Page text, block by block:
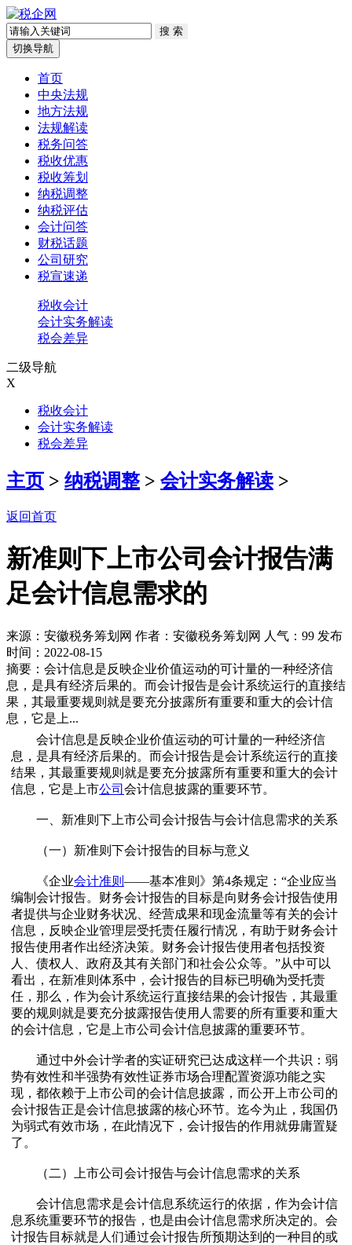
切换导航
首页
中央法规
地方法规
法规解读
税务问答
税收优惠
税收筹划
纳税调整
纳税评估
会计问答
财税话题
公司研究
税宣速递
税收会计
会计实务解读
税会差异
二级导航
X
税收会计
会计实务解读
税会差异
主页 > 纳税调整> 会计实务解读 >
返回首页
新准则下上市公司会计报告满
足会计信息需求的
来源：安徽税务筹划网 作者：安徽税务筹划网 人气： 99 发布
时间：2022-08-15
摘要：会计信息是反映企业价值运动的可计量的一种经济信
息，是具有经济后果的。而会计报告是会计系统运行的直接结
果，其最重要规则就是要充分披露所有重要和重大的会计信
息，它是上...
会计信息是反映企业价值运动的可计量的一种经济信
息，是具有经济后果的。而会计报告是会计系统运行的直接
结果，其最重要规则就是要充分披露所有重要和重大的会计
信息，它是上市公司 会计信息披露的重要环节。
一、新准则下上市公司会计报告与会计信息需求的关系
（一）新准则下会计报告的目标与意义
《企业会计准则 ——基本准则》第4条规定：“企业应当
编制会计报告。财务会计报告的目标是向财务会计报告使用
者提供与企业财务状况、经营成果和现金流量等有关的会计
信息，反映企业管理层受托责任履行情况，有助于财务会计
报告使用者作出经济决策。财务会计报告使用者包括投资
人、债权人、政府及其有关部门和社会公众等。”从中可以
看出，在新准则体系中，会计报告的目标已明确为受托责
任，那么，作为会计系统运行直接结果的会计报告，其最重
要的规则就是要充分披露报告使用人需要的所有重要和重大
的会计信息，它是上市公司会计信息披露的重要环节。
通过中外会计学者的实证研究已达成这样一个共识：弱
势有效性和半强势有效性证券市场合理配置资源功能之实
现，都依赖于上市公司的会计信息披露，而公开上市公司的
会计报告正是会计信息披露的核心环节。迄今为止，我国仍
为弱式有效市场，在此情况下，会计报告的作用就毋庸置疑
了。
（二）上市公司会计报告与会计信息需求的关系
会计信息需求是会计信息系统运行的依据，作为会计信
息系统重要环节的报告，也是由会计信息需求所决定的。会
计报告目标就是人们通过会计报告所预期达到的一种目的或